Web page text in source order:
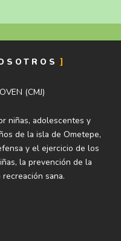
(CMJ)
niñas, adolescentes y
de la isla de Ometepe,
y el ejercicio de los
la prevención de la
sana.